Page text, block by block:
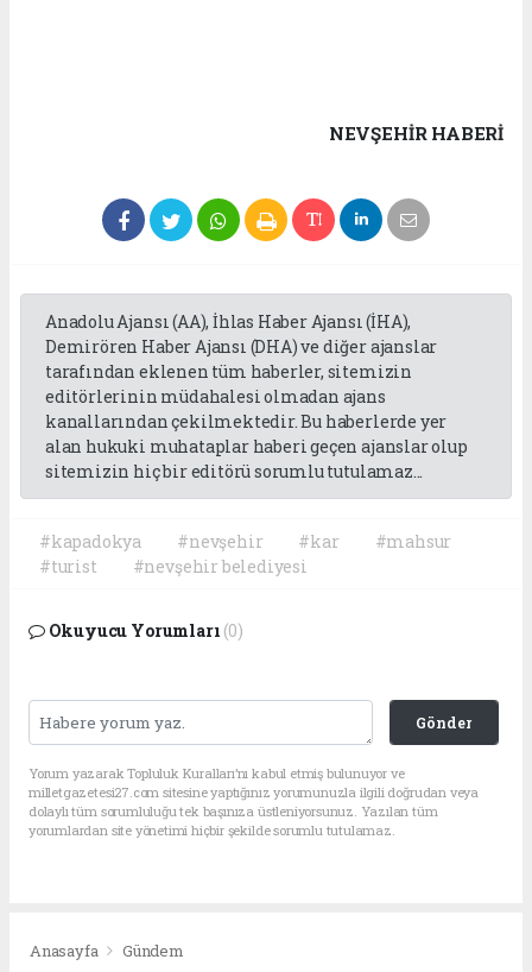
NEVŞEHIR HABERİ
Anadolu Ajansı (AA), İhlas Haber Ajansı (İHA),
Demirören Haber Ajansı (DHA) ve diğer ajanslar
tarafından eklenen tüm haberler, sitemizin
editörlerinin müdahalesi olmadan ajans
kanallarından çekilmektedir. Bu haberlerde yer
alan hukuki muhataplar haberi geçen ajanslar olup
sitemizin hiç bir editörü sorumlu tutulamaz...
#kapadokya #nevşehir #kar
#mahsur
#turist
#nevşehir belediyesi
Okuyucu Yorumları (0)
Gönder
Yorum yazarak Topluluk Kuralları’nı kabul etmiş bulunuyor ve
milletgazetesi27.com sitesine yaptığınız yorumunuzla ilgili doğrudan veya
dolaylı tüm sorumluluğu tek başınıza üstleniyorsunuz. Yazılan tüm
yorumlardan site yönetimi hiçbir şekilde sorumlu tutulamaz.
Anasayfa Gündem